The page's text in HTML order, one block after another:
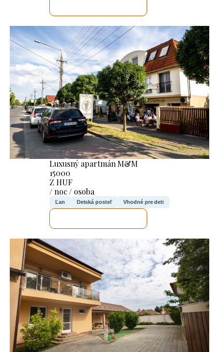
Luxusný apartmán M&M
15000
Z HUF
/ noc / osoba
Ľan Detská posteľ Vhodné pre deti